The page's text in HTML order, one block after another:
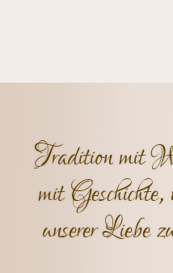
Tradition mit
mit
unserer Liebe